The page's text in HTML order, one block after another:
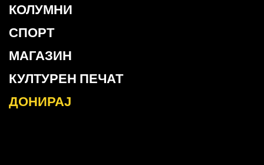
КОЛУМНИ
СПОРТ
МАГАЗИН
КУЛТУРЕН ПЕЧАТ
ДОНИРАЈ